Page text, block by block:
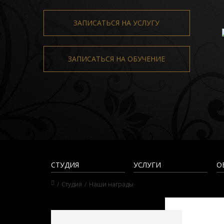
ЗАПИСАТЬСЯ НА УСЛУГУ
ЗАПИСАТЬСЯ НА ОБУЧЕНИЕ
CТУДИЯ УСЛУГИ
Студия Наши награды